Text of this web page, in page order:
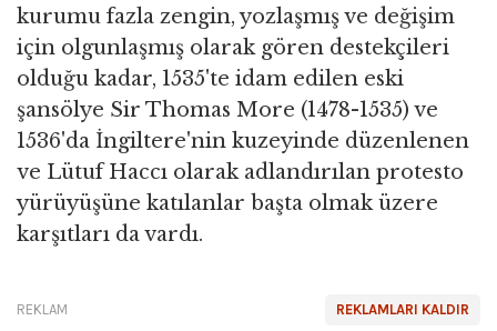
kurumu fazla zengin, yozlaşmış ve değişim
için olgunlaşmış olarak gören destekçileri
olduğu kadar, 1535'te idam edilen eski
şansölye Sir Thomas More (1478-1535) ve
1536'da İngiltere'nin kuzeyinde düzenlenen
ve Lütuf Haccı olarak adlandırılan protesto
yürüyüşüne katılanlar başta olmak üzere
karşıtları da vardı.
REKLAMLARI KALDIR
REKLAM